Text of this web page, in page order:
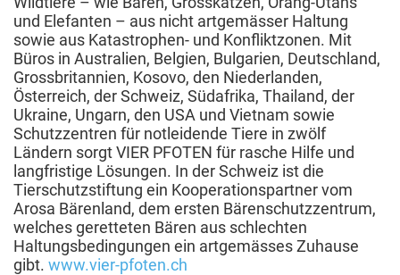
und Elefanten – aus nicht artgemässer Haltung
sowie aus Katastrophen- und Konfliktzonen. Mit
Büros in Australien, Belgien, Bulgarien, Deutschland,
Grossbritannien, Kosovo, den Niederlanden,
Österreich, der Schweiz, Südafrika, Thailand, der
Ukraine, Ungarn, den USA und Vietnam sowie
Schutzzentren für notleidende Tiere in zwölf
Ländern sorgt VIER PFOTEN für rasche Hilfe und
langfristige Lösungen. In der Schweiz ist die
Tierschutzstiftung ein Kooperationspartner vom
Arosa Bärenland, dem ersten Bärenschutzzentrum,
welches geretteten Bären aus schlechten
Haltungsbedingungen ein artgemässes Zuhause
gibt. www.vier-pfoten.ch